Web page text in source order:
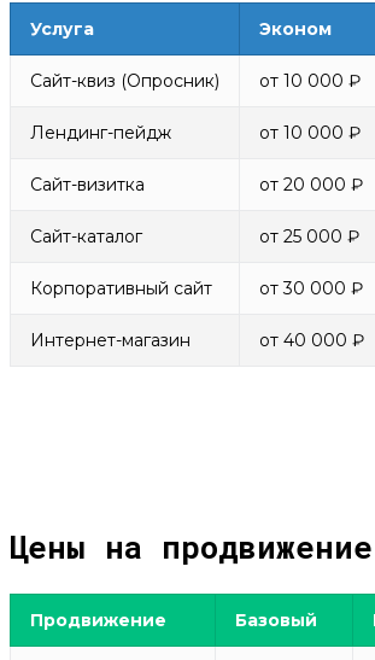
Услуга Эконом
Сайт-квиз (Опросник) от 10 000 ₽
Лендинг-пейдж от 10 000 ₽
Сайт-визитка от 20 000 ₽
Сайт-каталог от 25 000 ₽
Корпоративный сайт от 30 000 ₽
Интернет-магазин от 40 000 ₽
Цены на
Продвижение Базовый